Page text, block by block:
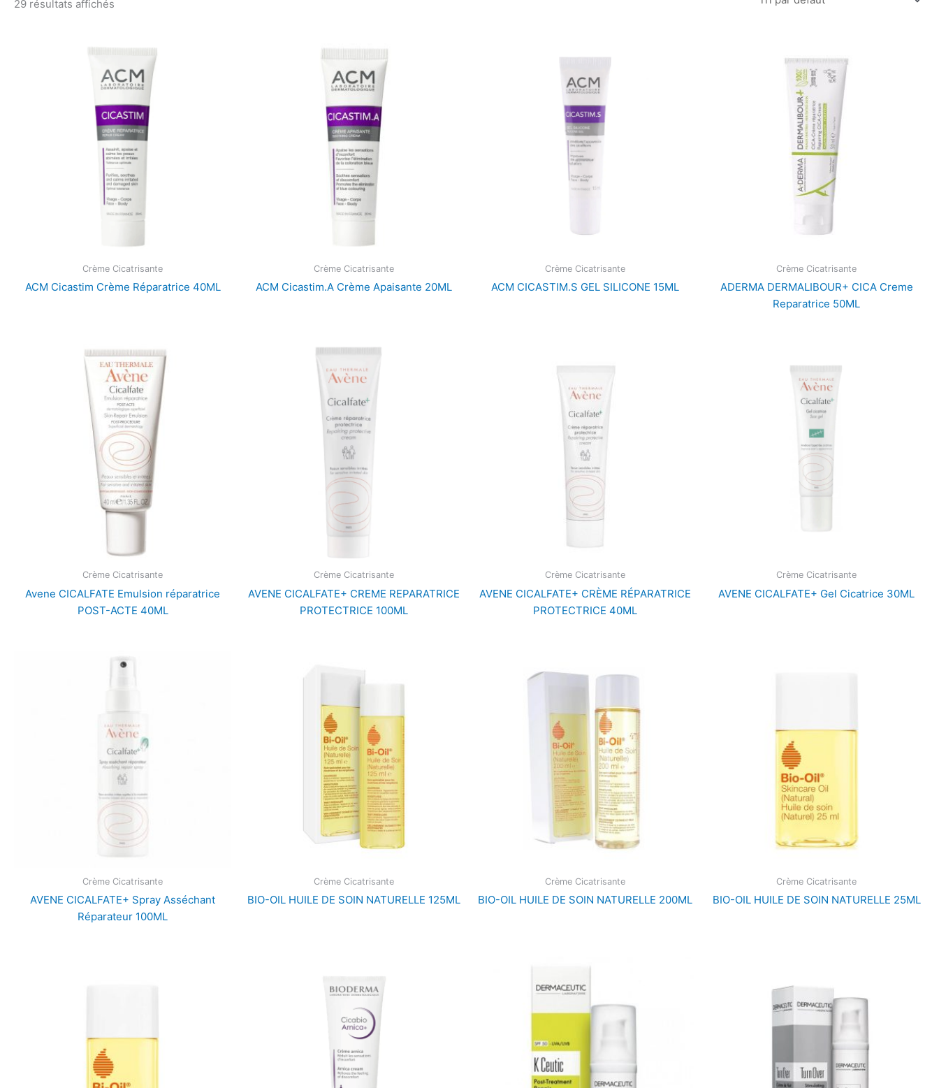
29 résultats affichés
Crème Cicatrisante
ACM Cicastim Crème Réparatrice 40ML
Crème Cicatrisante
ACM Cicastim.A Crème Apaisante 20ML
Crème Cicatrisante
ACM CICASTIM.S GEL SILICONE 15ML
Crème Cicatrisante
ADERMA DERMALIBOUR+ CICA Creme
Reparatrice 50ML
Crème Cicatrisante
Avene CICALFATE Emulsion réparatrice
POST-ACTE 40ML
Crème Cicatrisante
AVENE CICALFATE+ CREME REPARATRICE
PROTECTRICE 100ML
Crème Cicatrisante
AVENE CICALFATE+ CRÈME RÉPARATRICE
PROTECTRICE 40ML
Crème Cicatrisante
AVENE CICALFATE+ Gel Cicatrice 30ML
Crème Cicatrisante
AVENE CICALFATE+ Spray Asséchant
Réparateur 100ML
Crème Cicatrisante
BIO-OIL HUILE DE SOIN NATURELLE 125ML
Crème Cicatrisante
BIO-OIL HUILE DE SOIN NATURELLE 200ML
Crème Cicatrisante
BIO-OIL HUILE DE SOIN NATURELLE 25ML